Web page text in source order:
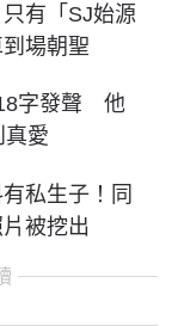
有「SJ始源
場朝聖
字發聲 他
真愛
私生子！同
被挖出